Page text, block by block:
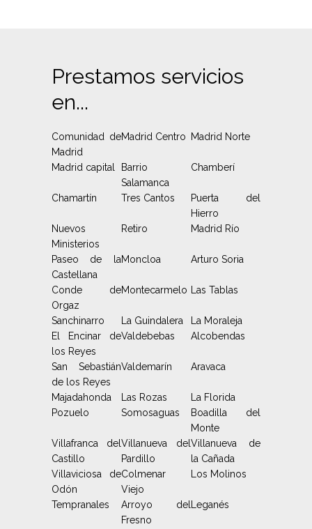
Prestamos servicios
en...
Comunidad de
Madrid
Madrid Centro Madrid Norte
Madrid capital
Barrio
Salamanca
Chamberí
Chamartín Tres Cantos
Puerta del
Hierro
Nuevos
Ministerios
Retiro Madrid Río
Paseo de la
Castellana
Moncloa Arturo Soria
Conde de
Orgaz
Montecarmelo Las Tablas
Sanchinarro La Guindalera
La Moraleja
El Encinar de
los Reyes
Valdebebas Alcobendas
San Sebastián
de los Reyes
Valdemarín Aravaca
Majadahonda Las Rozas
La Florida
Pozuelo
Somosaguas
Boadilla del
Monte
Villafranca del
Castillo
Villanueva del
Pardillo
Villanueva de
la Cañada
Villaviciosa de
Odón
Colmenar
Viejo
Los Molinos
Tempranales
Arroyo del
Fresno
Leganés